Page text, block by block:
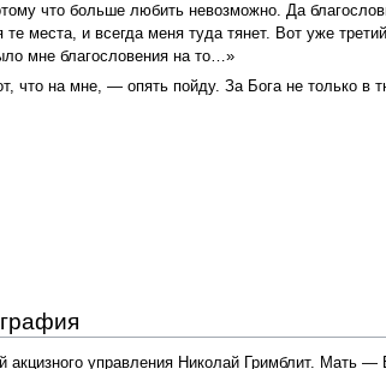
что больше любить невозможно. Да
места, и всегда меня туда тянет. Вот уже
мне благословения на то…»
что на мне, — опять пойду. За Бога не только в
управления Николай Гримблит. Мать —